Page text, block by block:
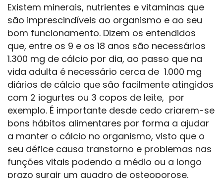
Existem minerais, nutrientes e vitaminas que
são imprescindíveis ao organismo e ao seu
bom funcionamento. Dizem os entendidos
que, entre os 9 e os 18 anos são necessários
1.300 mg de cálcio por dia, ao passo que na
vida adulta é necessário cerca de 1.000 mg
diários de cálcio que são facilmente atingidos
com 2 iogurtes ou 3 copos de leite, por
exemplo. É importante desde cedo criarem-se
bons hábitos alimentares por forma a ajudar
a manter o cálcio no organismo, visto que o
seu défice causa transtorno e problemas nas
funções vitais podendo a médio ou a longo
prazo surgir um quadro de osteoporose.